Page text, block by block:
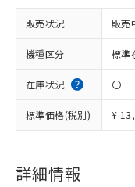
販売状況 販売
機種区分 標準
在庫状況 〇
標準価格(税別) ¥
詳細情報